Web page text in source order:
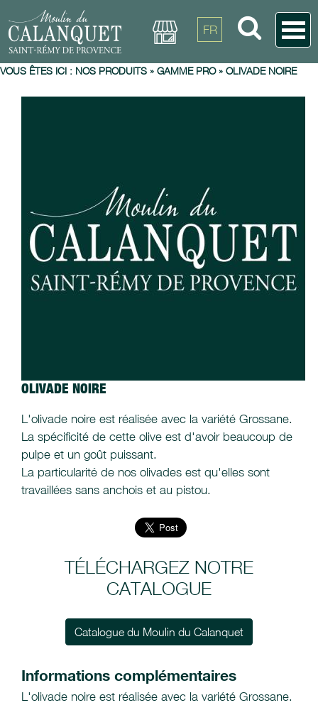
FR
VOUS ÊTES ICI : NOS PRODUITS » GAMME PRO» OLIVADE NOIRE
OLIVADE NOIRE
L'olivade noire est réalisée avec la variété Grossane.
La spécificité de cette olive est d'avoir beaucoup de
pulpe et un goût puissant.
La particularité de nos olivades est qu'elles sont
travaillées sans anchois et au pistou.
TÉLÉCHARGEZ NOTRE
CATALOGUE
Catalogue du Moulin du Calanquet
Informations complémentaires
L'olivade noire est réalisée avec la variété Grossane.